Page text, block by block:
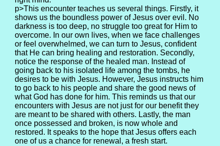
p>This encounter teaches us several things. Firstly, it
shows us the boundless power of Jesus over evil. No
darkness is too deep, no struggle too great for Him to
overcome. In our own lives, when we face challenges
or feel overwhelmed, we can turn to Jesus, confident
that He can bring healing and restoration. Secondly,
notice the response of the healed man. Instead of
going back to his isolated life among the tombs, he
desires to be with Jesus. However, Jesus instructs him
to go back to his people and share the good news of
what God has done for him. This reminds us that our
encounters with Jesus are not just for our benefit they
are meant to be shared with others. Lastly, the man
once possessed and broken, is now whole and
restored. It speaks to the hope that Jesus offers each
one of us a chance for renewal, a fresh start.